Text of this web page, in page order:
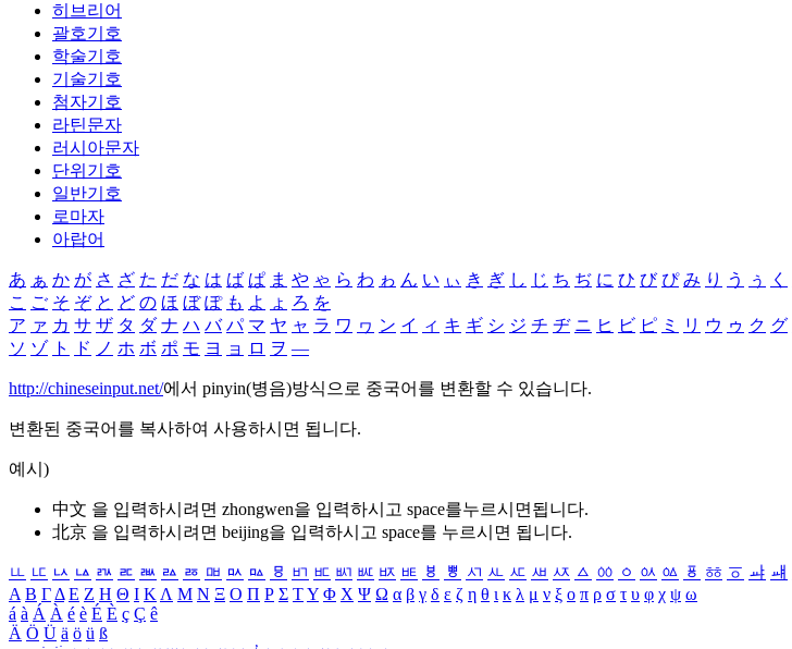
히브리어
괄호기호
학술기호
기술기호
첨자기호
라틴문자
러시아문자
단위기호
일반기호
로마자
아랍어
あ ぁ か が さ ざ た だ な は ば ぱ ま や ゃ ら わ ゎ ん い ぃ き ぎ し じ ち ぢ に ひ び ぴ み り う ぅ く
こ ご そ ぞ と ど の ほ ぼ ぽ も よ ょ ろ を
ア ァ カ サ ザ タ ダ ナ ハ バ パ マ ヤ ャ ラ ワ ヮ ン イ ィ キ ギ シ ジ チ ヂ ニ ヒ ビ ピ ミ リ ウ ゥ ク グ
ソ ゾ ト ド ノ ホ ボ ポ モ ヨ ョ ロ ヲ ―
http://chineseinput.net/에서 pinyin(병음)방식으로 중국어를 변환할 수 있습니다.
변환된 중국어를 복사하여 사용하시면 됩니다.
예시)
中文 을 입력하시려면 zhongwen을 입력하시고 space를누르시면됩니다.
北京 을 입력하시려면 beijing을 입력하시고 space를 누르시면 됩니다.
ㅥ ㅦ ㅧ ㅨ ㅩ ㅪ ㅫ ㅬ ㅭ ㅮ ㅯ ㅰ ㅱ ㅲ ㅳ ㅴ ㅵ ㅶ ㅷ ㅸ ㅹ ㅺ ㅻ ㅼ ㅽ ㅾ ㅿ ㆀ ㆁ ㆂ ㆃ ㆄ ㆅ ㆆ ㆇ ㆈ
Α Β ΓΔ Ε Ζ Η Θ Ι ΚΛ Μ Ν Ξ Ο Π Ρ Σ ΤΥ Φ Χ Ψ Ω α β γ δ ε ζ η θ ι κ λ μ ν ξ ο π ρ σ τ υ φ χ ψ ω
á à Á À é è É È ç Ç ê
Ä Ö Ü ä ö ü ß